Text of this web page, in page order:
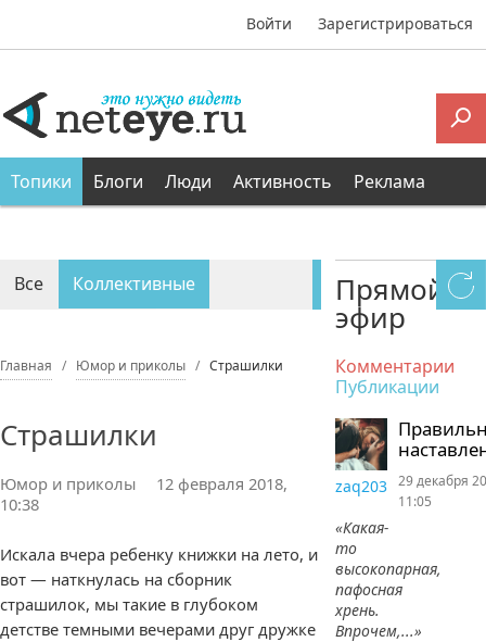
Войти Зарегистрироваться
Топики Блоги Люди Активность Реклама
Все Коллективные
Главная Юмор и приколы Страшилки
Страшилки
Юмор и приколы
12 февраля 2018,
10:38
Искала вчера ребенку книжки на лето, и
вот — наткнулась на сборник
страшилок, мы такие в глубоком
детстве темными вечерами друг дружке
Прямой
эфир
Комментарии
Публикации
zaq203
«Какая-
то
высокопарная,
пафосная
хрень.
Впрочем,...»
29 декабря
11:05